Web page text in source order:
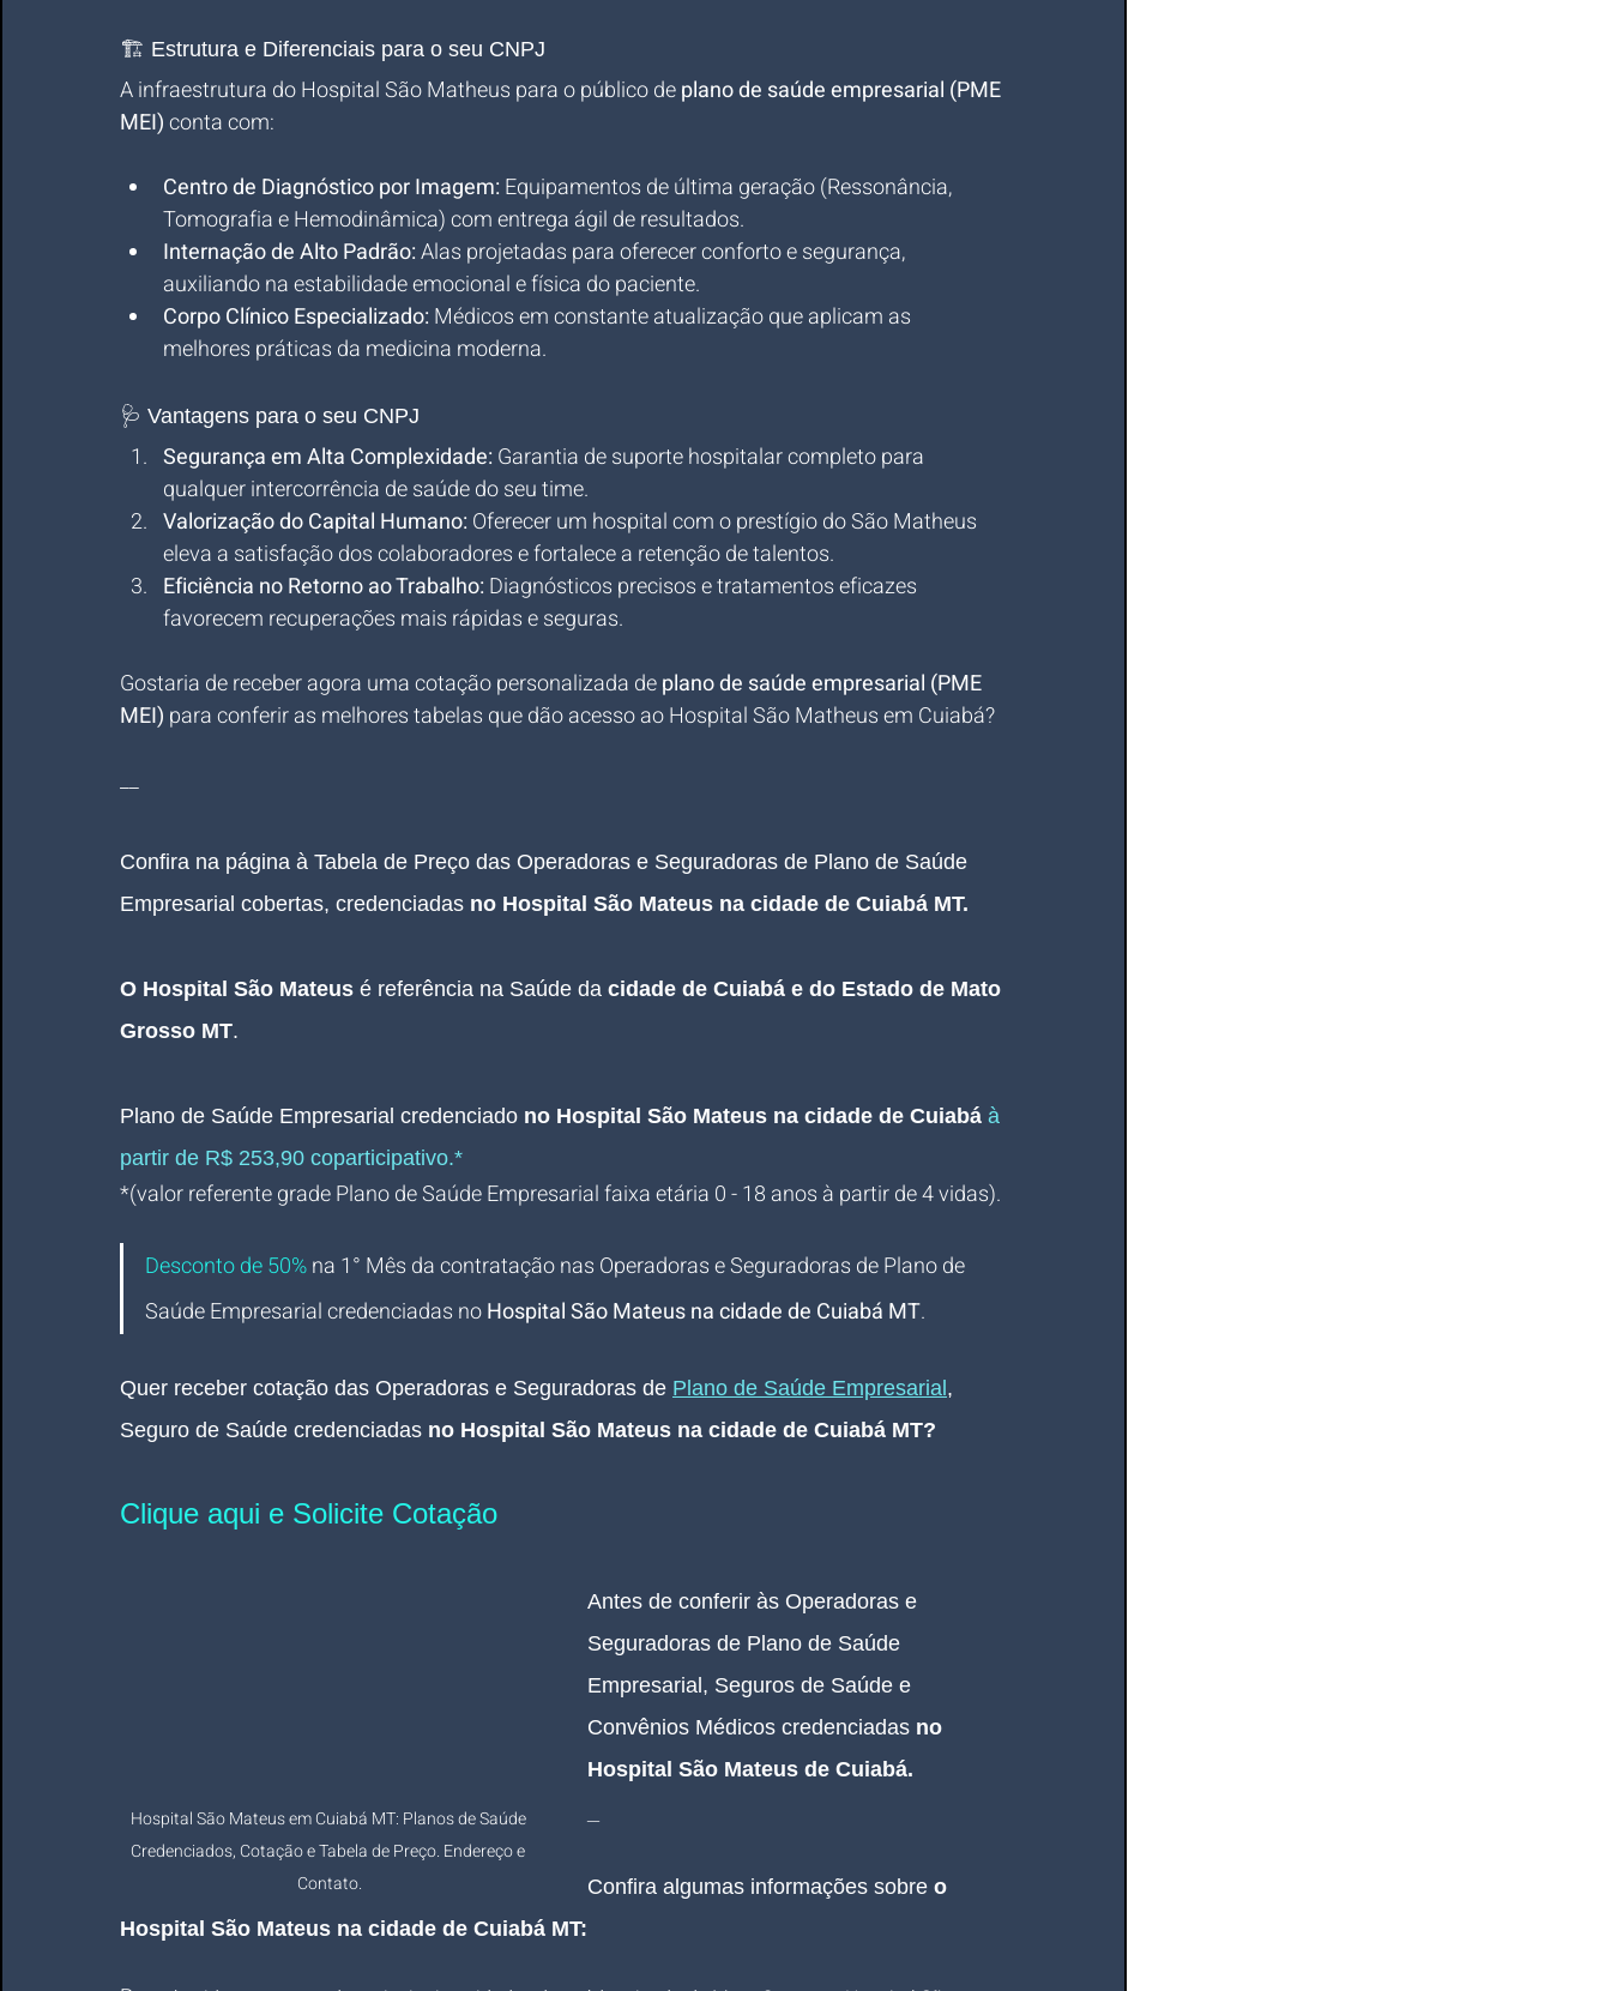
🏗️ Estrutura e Diferenciais para o seu CNPJ
A infraestrutura do Hospital São Matheus para o público de plano de saúde empresarial (PME
MEI) conta com:
Centro de Diagnóstico por Imagem: Equipamentos de última geração (Ressonância,
Tomografia e Hemodinâmica) com entrega ágil de resultados.
Internação de Alto Padrão: Alas projetadas para oferecer conforto e segurança,
auxiliando na estabilidade emocional e física do paciente.
Corpo Clínico Especializado: Médicos em constante atualização que aplicam as
melhores práticas da medicina moderna.
🩺 Vantagens para o seu CNPJ
Segurança em Alta Complexidade: Garantia de suporte hospitalar completo para
qualquer intercorrência de saúde do seu time.
Valorização do Capital Humano: Oferecer um hospital com o prestígio do São Matheus
eleva a satisfação dos colaboradores e fortalece a retenção de talentos.
Eficiência no Retorno ao Trabalho: Diagnósticos precisos e tratamentos eficazes
favorecem recuperações mais rápidas e seguras.
Gostaria de receber agora uma cotação personalizada de plano de saúde empresarial (PME
MEI) para conferir as melhores tabelas que dão acesso ao Hospital São Matheus em Cuiabá?
__
Confira na página à Tabela de Preço das Operadoras e Seguradoras de Plano de Saúde
Empresarial cobertas, credenciadas no Hospital São Mateus na cidade de Cuiabá MT.
O Hospital São Mateus é referência na Saúde da cidade de Cuiabá e do Estado de Mato
Grosso MT.
Plano de Saúde Empresarial credenciado no Hospital São Mateus na cidade de Cuiabá à
partir de R$ 253,90 coparticipativo.*
*(valor referente grade Plano de Saúde Empresarial faixa etária 0 - 18 anos à partir de 4 vidas).
Desconto de 50%na 1° Mês da contratação nas Operadoras e Seguradoras de Plano de
Saúde Empresarial credenciadas no Hospital São Mateus na cidade de Cuiabá MT.
Quer receber cotação das Operadoras e Seguradoras de Plano de Saúde Empresarial ,
Seguro de Saúde credenciadas no Hospital São Mateus na cidade de Cuiabá MT?
Clique aqui e Solicite Cotação
Hospital São Mateus em Cuiabá MT: Planos de Saúde
Credenciados, Cotação e Tabela de Preço. Endereço e
Contato.
Antes de conferir às Operadoras e
Seguradoras de Plano de Saúde
Empresarial, Seguros de Saúde e
Convênios Médicos credenciadas no
Hospital São Mateus de Cuiabá.
Confira algumas informações sobre o
Hospital São Mateus na cidade de Cuiabá MT: